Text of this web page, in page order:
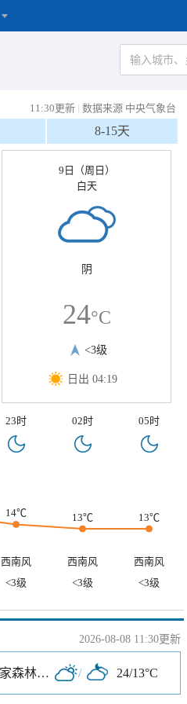
11:30更新 | 数据来源 中央气象台
8-15天
9日（周日）
白天
阴
24°C
<3级
日出 04:19
23时 02时 05时
14℃ 13℃ 13℃
西南风 西南风
西南风
<3级 <3级 <3级
2026-08-08 11:30更新
胜山要塞国家森林公园 / 24/13°C